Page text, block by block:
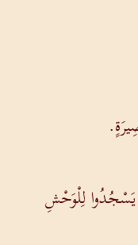
يَسْجُدُوا لِلْوَحْشِ